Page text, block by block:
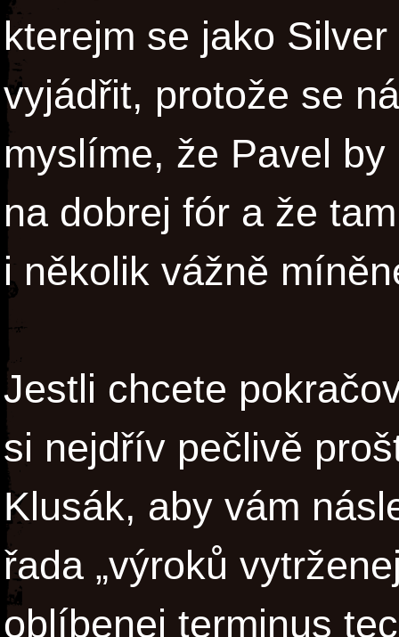
kterejm se jako
vyjádřit, protože se
myslíme, že Pavel
na dobrej fór a že
i několik vážně
Jestli chcete
si nejdřív pečlivě
Klusák, aby vám
řada „výroků
oblíbenej terminus